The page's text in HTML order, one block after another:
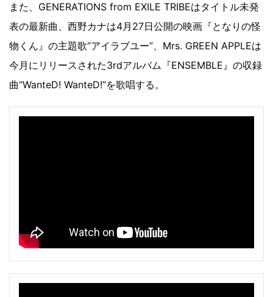
また、GENERATIONS from EXILE TRIBEはタイトル未発
表の最新曲、西野カナは4月27日公開の映画『となりの怪
物くん』の主題歌“アイラブユー”、Mrs. GREEN APPLEは
今月にリリースされた3rdアルバム『ENSEMBLE』の収録
曲“WanteD! WanteD!”を歌唱する。